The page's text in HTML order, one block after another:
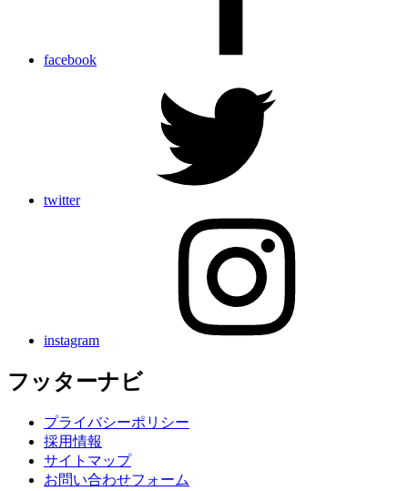
facebook
twitter
instagram
フッターナビ
プライバシーポリシー
採用情報
サイトマップ
お問い合わせフォーム